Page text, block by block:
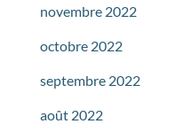
novembre 2022
octobre 2022
septembre 2022
août 2022